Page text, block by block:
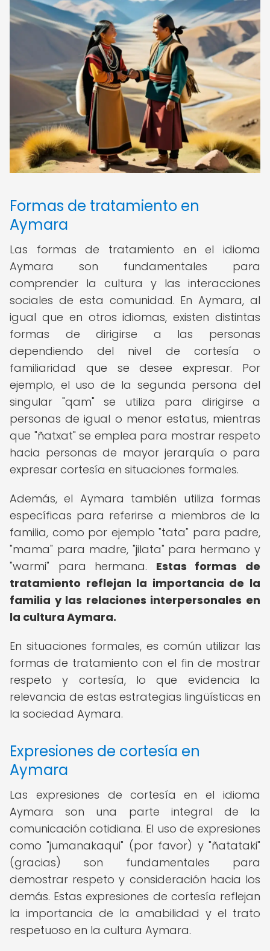
Formas de tratamiento en
Aymara
Las formas de tratamiento en el idioma
Aymara son fundamentales para
comprender la cultura y las interacciones
sociales de esta comunidad. En Aymara, al
igual que en otros idiomas, existen distintas
formas de dirigirse a las personas
dependiendo del nivel de cortesía o
familiaridad que se desee expresar. Por
ejemplo, el uso de la segunda persona del
singular "qam" se utiliza para dirigirse a
personas de igual o menor estatus, mientras
que "ñatxat" se emplea para mostrar respeto
hacia personas de mayor jerarquía o para
expresar cortesía en situaciones formales.
Además, el Aymara también utiliza formas
específicas para referirse a miembros de la
familia, como por ejemplo "tata" para padre,
"mama" para madre, "jilata" para hermano y
"warmi" para hermana. Estas formas de
tratamiento reflejan la importancia de la
familia y las relaciones interpersonales en
la cultura Aymara.
En situaciones formales, es común utilizar las
formas de tratamiento con el fin de mostrar
respeto y cortesía, lo que evidencia la
relevancia de estas estrategias lingüísticas en
la sociedad Aymara.
Expresiones de cortesía en
Aymara
Las expresiones de cortesía en el idioma
Aymara son una parte integral de la
comunicación cotidiana. El uso de expresiones
como "jumanakaqui" (por favor) y "ñatataki"
(gracias) son fundamentales para
demostrar respeto y consideración hacia los
demás. Estas expresiones de cortesía reflejan
la importancia de la amabilidad y el trato
respetuoso en la cultura Aymara.